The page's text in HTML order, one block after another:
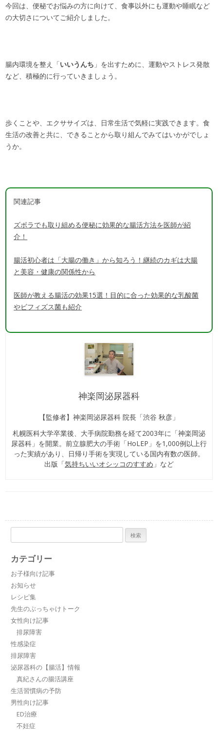
今回は、便秘でお悩みの方に向けて、食事以外にも運動や睡眠など
の大切さについてご紹介しました。
腸内環境を整え「いいうんち 」を出すために、運動やストレス発散
など、積極的に行っていきましょう。
歩くことや、エクササイズは、日常生活で気軽に実践できます。食
生活の改善と共に、できることから取り組んでみてはいかがでしょ
うか。
関連記事
ズボラでも取り組める便秘に効果的な腸活方法を医師が紹
介！
腸活初心者は「大腸の働き」から知ろう！継続のカギは大腸
と美容・健康の関係性から
医師が教える腸活の効果15選！目的に合った効果的な乳酸菌
やビフィズス菌も紹介
神楽岡泌尿器科
【監修者】神楽岡泌尿器科 院長「渋谷 秋彦」
札幌医科大学卒業後、大手病院勤務を経て2003年に「神楽岡泌
尿器科」を開業。前立腺肥大の手術「HoLEP」を1,000例以上行
った実績があり、日帰り手術を実現している国内有数の医師。
出版「気持ちいいオシッコのすすめ 」など
索:
カテゴリー
お子様向け記事
お知らせ
レシピ集
先生のぶっちゃけトーク
女性向け記事
排尿障害
性感染症
排尿障害
泌尿器科の【腸活】情報
真紀さんの腸活講座
生活習慣病の予防
男性向け記事
ED治療
不妊症